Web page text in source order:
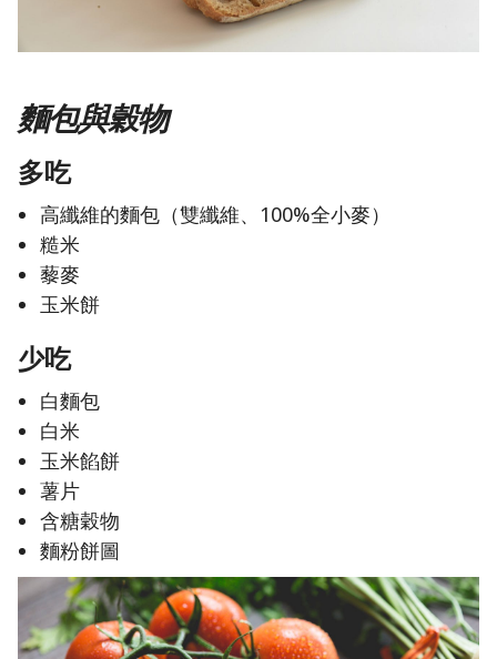
麵包與穀物
多吃
高纖維的麵包（雙纖維、100%全小麥）
糙米
藜麥
玉米餅
少吃
白麵包
白米
玉米餡餅
薯片
含糖穀物
麵粉餅圖